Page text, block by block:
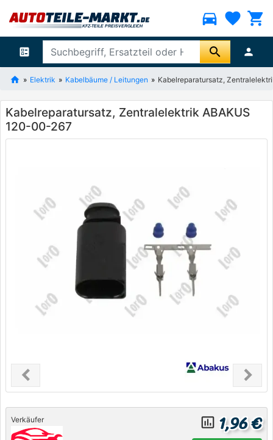
directions_car favorite shopping_cart
ballot search person
Elektrik Kabelbäume / Leitungen Kabelreparatursatz,
Kabelreparatursatz, Zentralelektrik ABAKUS
120-00-267
chevron_leftPrevious chevron_right
Next
Verkäufer insert_chart_outlined 1,96 €